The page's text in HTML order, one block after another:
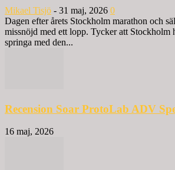
Mikael Tisjö - 31 maj, 2026 0
Dagen efter årets Stockholm marathon och
missnöjd med ett lopp. Tycker att Stockholm
springa med den...
Recension Soar ProtoLab ADV
16 maj, 2026